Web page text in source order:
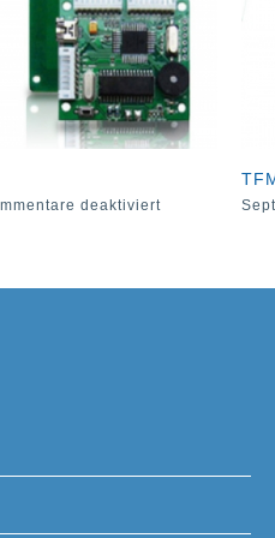
September 8th, 2017